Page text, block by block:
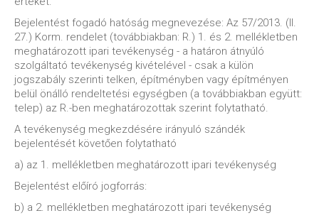
Bejelentést fogadó hatóság megnevezése: Az 57/2013. (II.
27.) Korm. rendelet (továbbiakban: R.) 1. és 2. mellékletben
meghatározott ipari tevékenység - a határon átnyúló
szolgáltató tevékenység kivételével - csak a külön
jogszabály szerinti telken, építményben vagy építményen
belül önálló rendeltetési egységben (a továbbiakban együtt:
telep) az R.-ben meghatározottak szerint folytatható.
A tevékenység megkezdésére irányuló szándék
bejelentését követően folytatható
a) az 1. mellékletben meghatározott ipari tevékenység
Bejelentést előíró jogforrás:
b) a 2. mellékletben meghatározott ipari tevékenység